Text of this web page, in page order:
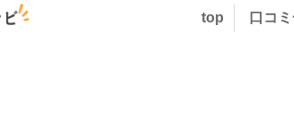
top 口コ